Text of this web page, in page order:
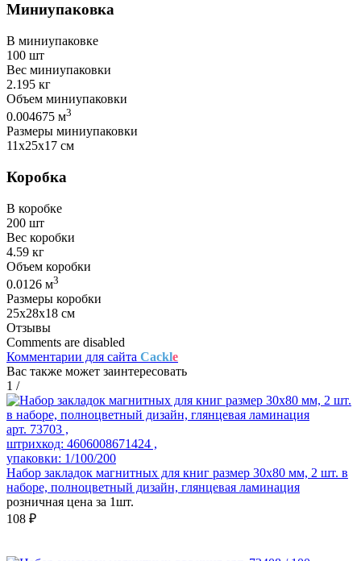
Миниупаковка
В миниупаковке
100 шт
Вес миниупаковки
2.195 кг
Объем миниупаковки
0.004675 м3
Размеры миниупаковки
11х25х17 см
Коробка
В коробке
200 шт
Вес коробки
4.59 кг
Объем коробки
0.0126 м3
Размеры коробки
25х28х18 см
Отзывы
Comments are disabled
Комментарии для сайта Cackle
Вас также может заинтересовать
1 /
арт. 73703 ,
штрихкод: 4606008671424 ,
упаковки: 1/100/200
Набор закладок магнитных для книг размер 30x80 мм, 2 шт. в
наборе, полноцветный дизайн, глянцевая ламинация
розничная цена за 1шт.
108 ₽